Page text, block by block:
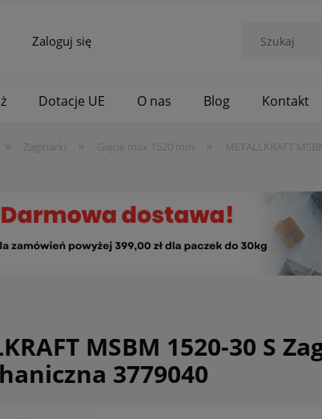
Zaloguj się
Dotacje UE O nas Blog Kontakt
» Zaginarki » Gięcie max 1520 mm » METALLKRAFT
MSBM 1520-30 S
3779040